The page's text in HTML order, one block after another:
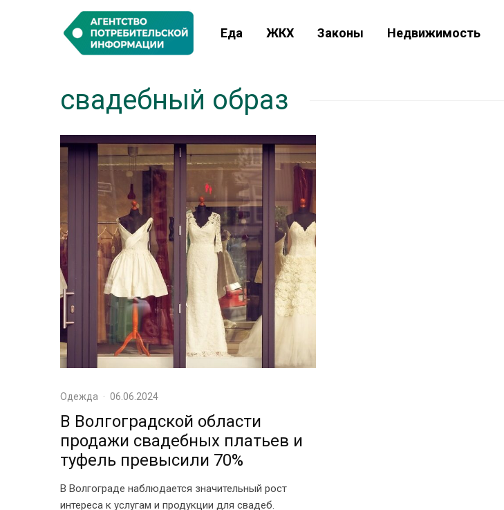
Еда ЖКХ Законы Недвижимость
свадебный образ
Одежда · 06.06.2024
В Волгоградской области
продажи свадебных платьев и
туфель превысили 70%
В Волгограде наблюдается значительный рост
интереса к услугам и продукции для свадеб.